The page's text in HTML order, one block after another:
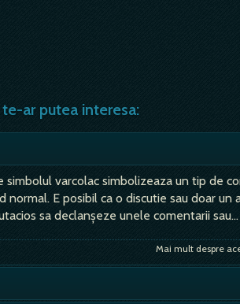
ar putea interesa:
simbolul varcolac simbolizeaza un tip de
normal. E posibil ca o discutie sau doar
sa declanșeze unele comentarii sau…
Mai mult despre